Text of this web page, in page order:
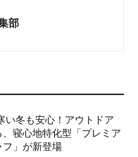
部
い冬も安心！アウトドア
寝心地特化型「プレミア
フ」が新登場